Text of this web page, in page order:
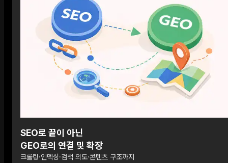
SEO로 끝이 아닌
GEO로의 연결 및 확장
크롤링·인덱싱·검색 의도·콘텐츠 구조까지